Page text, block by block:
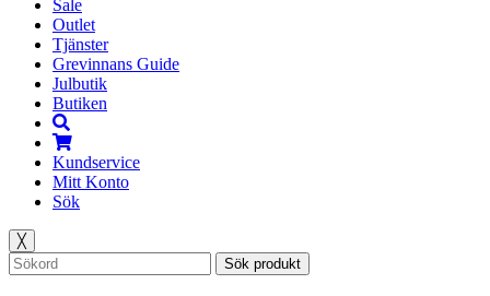
Sale
Outlet
Tjänster
Grevinnans Guide
Julbutik
Butiken
Kundservice
Mitt Konto
Sök
╳
Sök produkt